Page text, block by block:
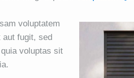
voluptatem
aut fugit, sed
voluptas sit